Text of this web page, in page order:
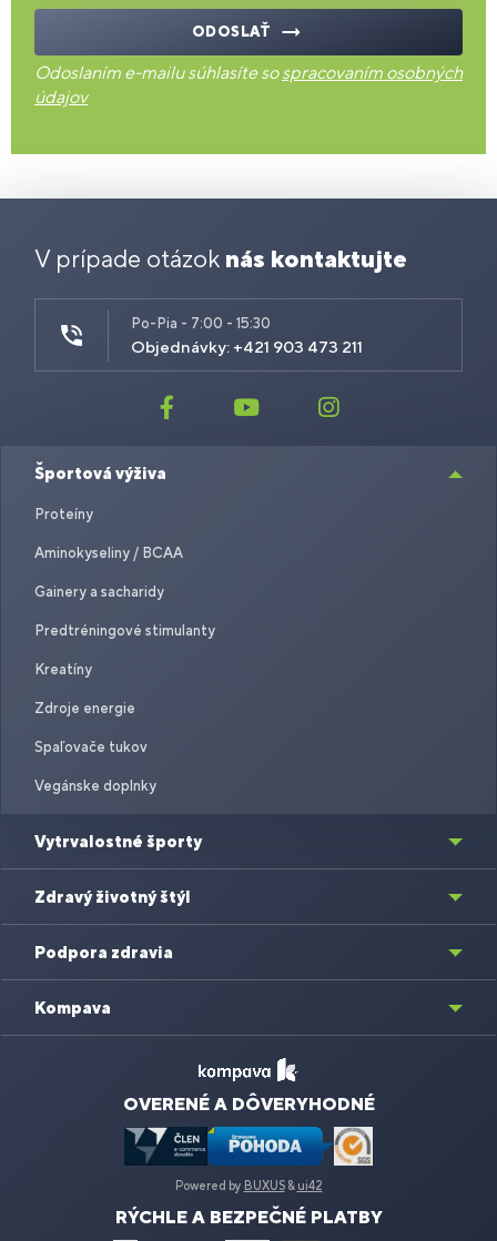
ODOSLAŤ
Odoslaním e-mailu súhlasíte sospracovaním osobných
údajov
V prípade otázok nás kontaktujte
Po-Pia - 7:00 - 15:30
Objednávky: +421 903 473 211
Športová výživa
Proteíny
Aminokyseliny / BCAA
Gainery a sacharidy
Predtréningové stimulanty
Kreatíny
Zdroje energie
Spaľovače tukov
Vegánske doplnky
Vytrvalostné športy
Zdravý životný štýl
Podpora zdravia
Kompava
OVERENÉ A DÔVERYHODNÉ
Powered by BUXUS& ui42
RÝCHLE A BEZPEČNÉ PLATBY